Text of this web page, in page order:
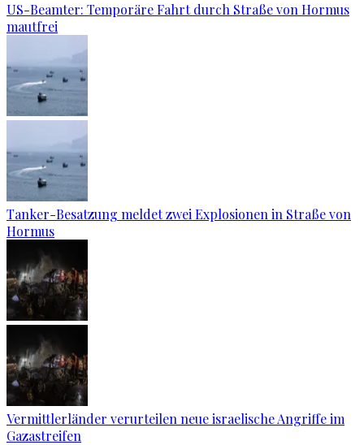
US-Beamter: Temporäre Fahrt durch Straße von Hormus
mautfrei
Tanker-Besatzung meldet zwei Explosionen in Straße von
Hormus
Vermittlerländer verurteilen neue israelische Angriffe im
Gazastreifen